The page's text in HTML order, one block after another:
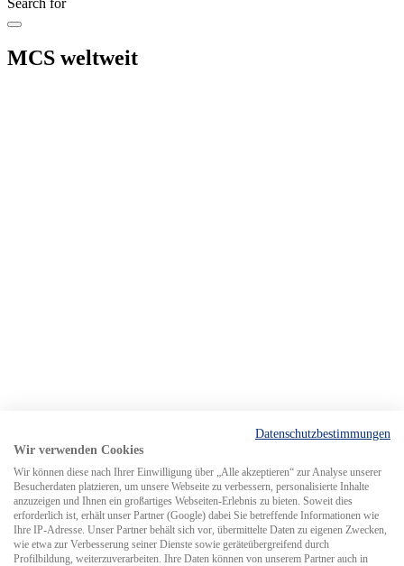
MCS weltweit
Datenschutzbestimmungen
Wir verwenden Cookies
Wir können diese nach Ihrer Einwilligung über „Alle akzeptieren“ zur Analyse unserer
Besucherdaten platzieren, um unsere Webseite zu verbessern, personalisierte Inhalte
anzuzeigen und Ihnen ein großartiges Webseiten-Erlebnis zu bieten. Soweit dies
erforderlich ist, erhält unser Partner (Google) dabei Sie betreffende Informationen wie
Ihre IP-Adresse. Unser Partner behält sich vor, übermittelte Daten zu eigenen Zwecken,
wie etwa zur Verbesserung seiner Dienste sowie geräteübergreifend durch
Profilbildung, weiterzuverarbeiten. Ihre Daten können von unserem Partner auch in